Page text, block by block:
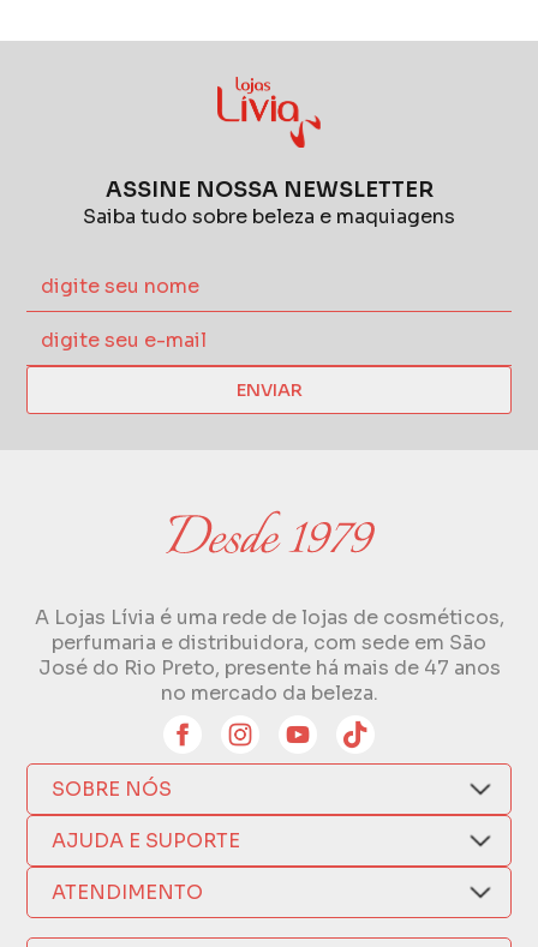
ASSINE NOSSA NEWSLETTER
Saiba tudo sobre beleza e maquiagens
ENVIAR
A Lojas Lívia é uma rede de lojas de cosméticos,
perfumaria e distribuidora, com sede em São
José do Rio Preto, presente há mais de 47 anos
no mercado da beleza.
SOBRE NÓS
Quem Somos
Compra Segura
Como Comprar
Nossas Lojas
AJUDA E SUPORTE
Nosso Aplicativo
Trocas e Devoluções
Formas de Pagamento
ATENDIMENTO